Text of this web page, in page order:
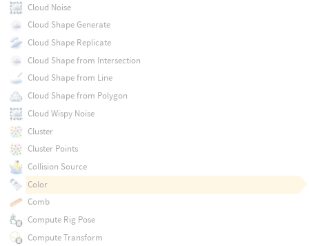
Cloud Noise
Cloud Shape Generate
Cloud Shape Replicate
Cloud Shape from Intersection
Cloud Shape from Line
Cloud Shape from Polygon
Cloud Wispy Noise
Cluster
Cluster Points
Collision Source
Color
Comb
Compute Rig Pose
Compute Transform